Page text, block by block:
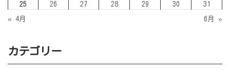
25
26 27 28 29 30 31
« 4月 6月 »
カテゴリー